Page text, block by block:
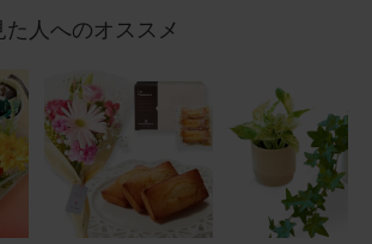
に
ントに送りました。 花は好きだけれど、
々ハードルが高いので嬉しいと喜んでも
人へのオススメ